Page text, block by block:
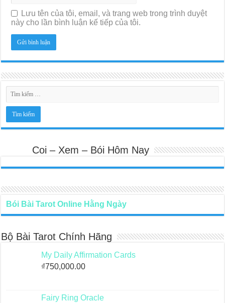
Lưu tên của tôi, email, và trang web trong trình duyệt
này cho lần bình luận kế tiếp của tôi.
Coi – Xem – Bói Hôm Nay
Bói Bài Tarot Online Hằng Ngày
Bộ Bài Tarot Chính Hãng
My Daily Affirmation Cards
₫750,000.00
Fairy Ring Oracle